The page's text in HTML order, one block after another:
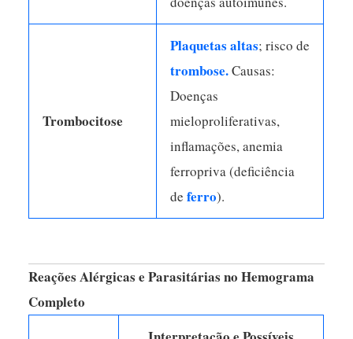
Trombocitose
Plaquetas altas; risco de
trombose.Causas:
Doenças
mieloproliferativas,
inflamações, anemia
ferropriva (deficiência
deferro).
Reações Alérgicas e Parasitárias no Hemograma
Completo